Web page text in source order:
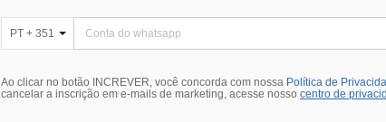
PT + 351
Ao clicar no botão INCREVER, você concorda com nossa Política de
cancelar a inscrição em e-mails de marketing, acesse nosso centro de